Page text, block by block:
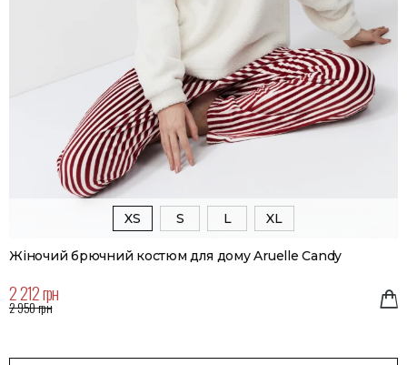
XS S L XL
Жіночий брючний костюм для дому Aruelle Candy
2 212 грн
2 950 грн